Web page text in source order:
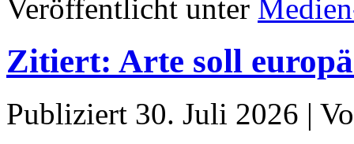
Veröffentlicht unter
Zitiert: Arte soll
Publiziert 30. Juli 2026 |